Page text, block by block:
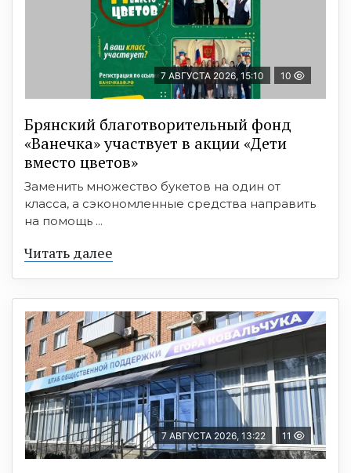
7 АВГУСТА 2026, 15:10 10
Брянский благотворительный фонд
«Ванечка» участвует в акции «Дети
вместо цветов»
Заменить множество букетов на один от
класса, а сэкономленные средства направить
на помощь ...
Читать далее
7 АВГУСТА 2026, 13:22 11